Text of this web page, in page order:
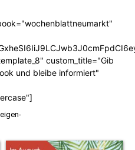
custom_title="Gib
und bleibe informiert"